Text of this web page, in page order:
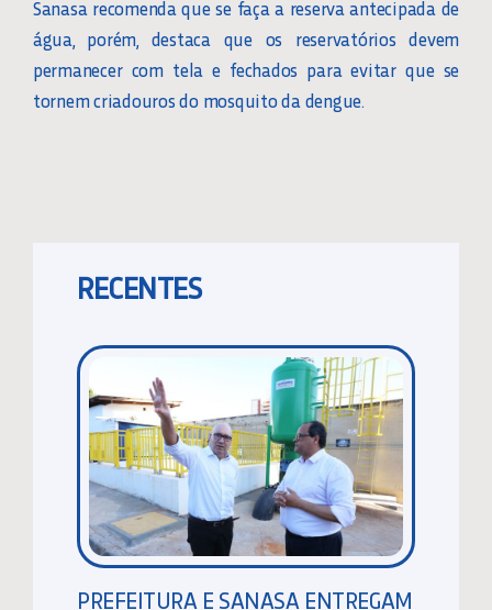
Sanasa recomenda que se faça a reserva antecipada de
água, porém, destaca que os reservatórios devem
permanecer com tela e fechados para evitar que se
tornem criadouros do mosquito da dengue.
RECENTES
PREFEITURA E SANASA ENTREGAM